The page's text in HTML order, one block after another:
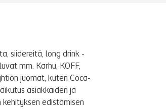
siidereitä, long drink -
mm. Karhu, KOFF,
juomat, kuten Coca-
asiakkaiden ja
edistämisen